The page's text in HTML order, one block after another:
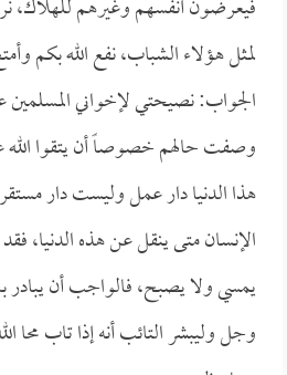
فيعرضون أنفسهم وغيرهم للهلاك،
لمثل هؤلاء الشباب، نفع الله بكم
الجواب: نصيحتي لإخواني
وصفت حالهم خصوصاً أن يتقوا الله
هذا الدنيا دار عمل وليست دار
الإنسان متى ينقل عن هذه الدنيا،
يمسي ولا يصبح، فالواجب أن يبادر
وجل وليبشر التائب أنه إذا تاب محا